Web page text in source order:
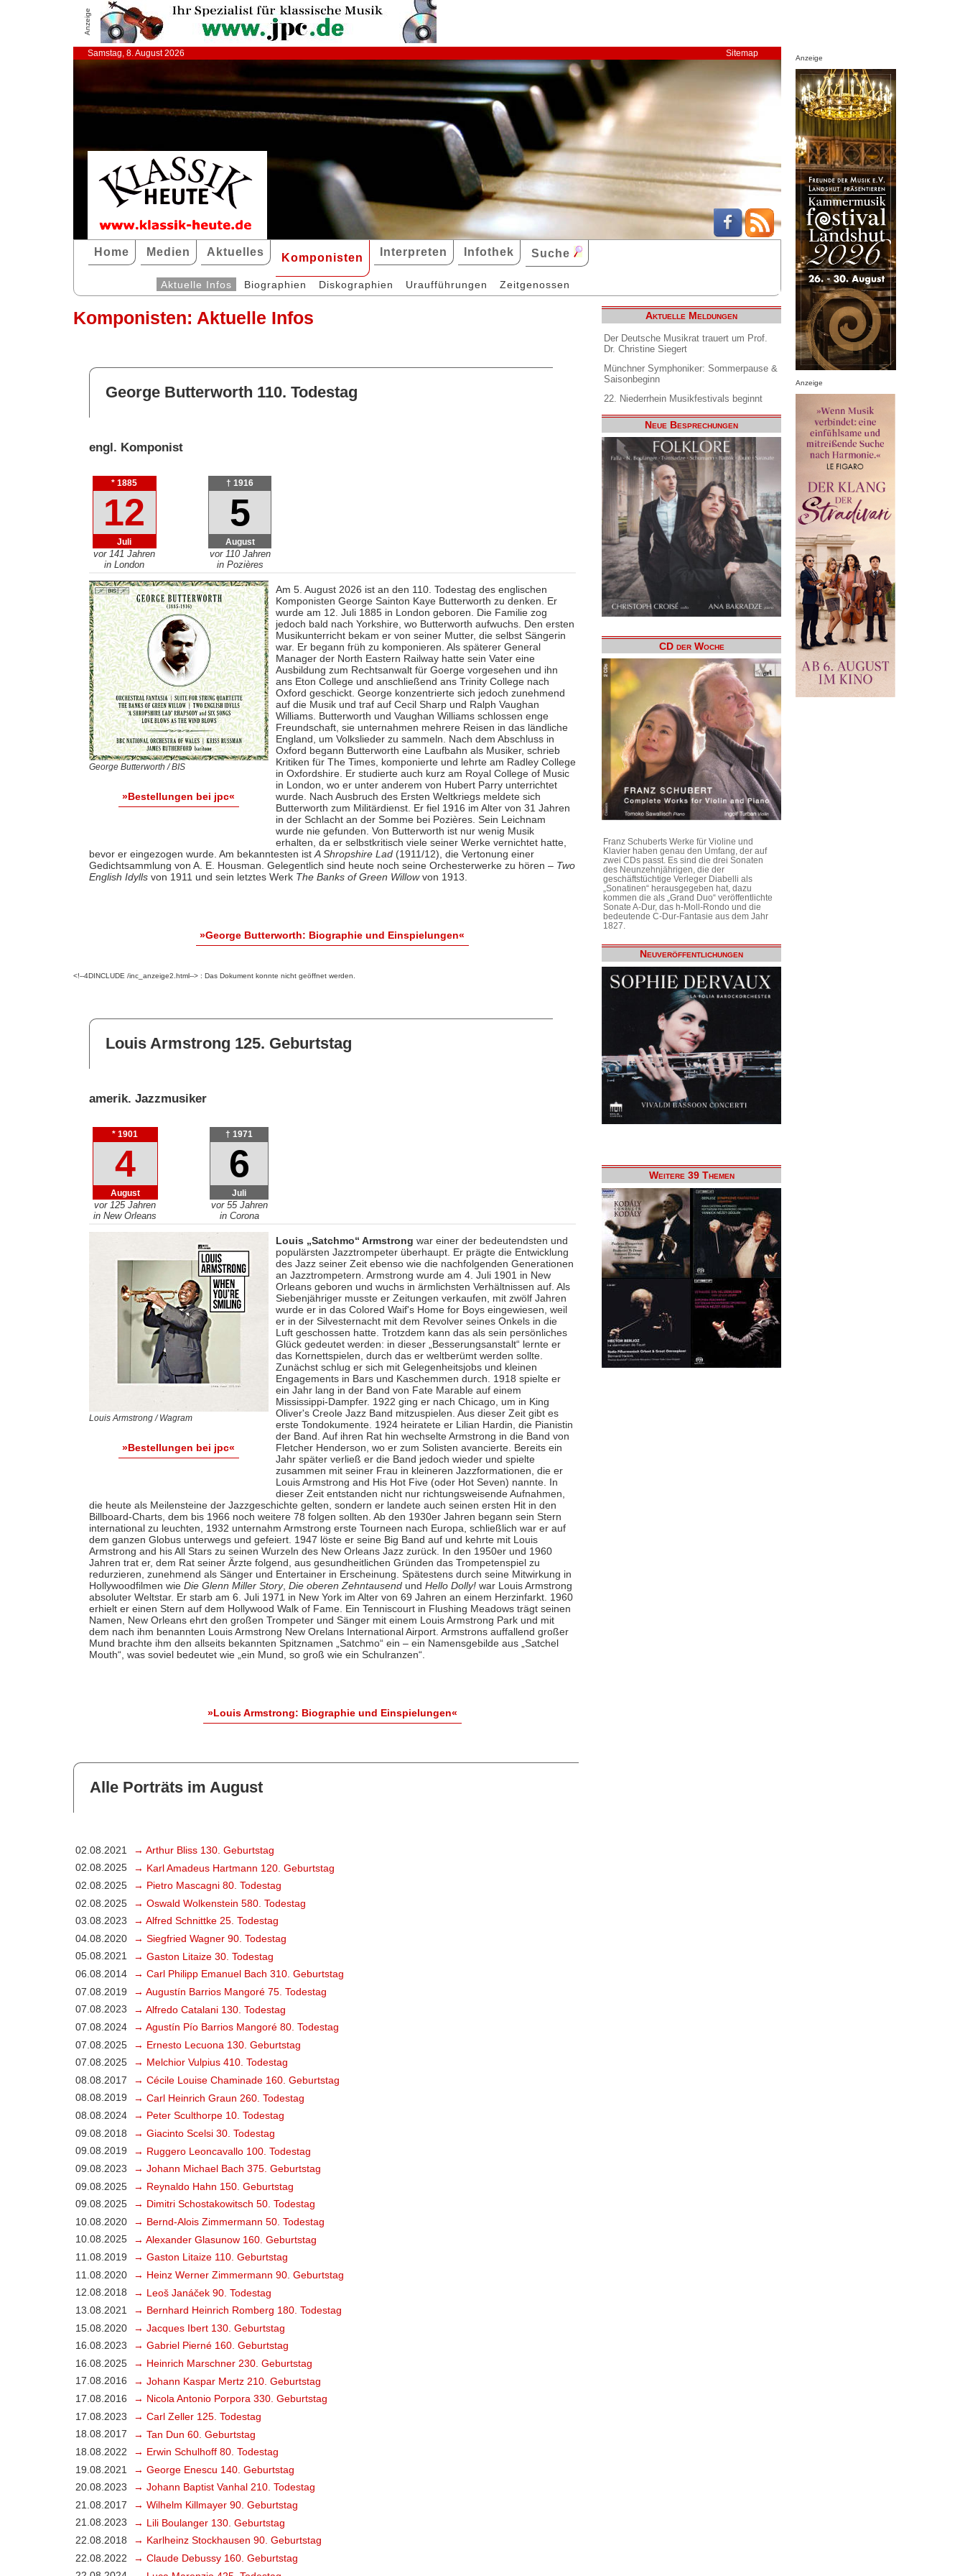
Anzeige
Samstag, 8. August 2026 Sitemap
Home Medien Aktuelles Komponisten Interpreten Infothek Suche
Aktuelle Infos Biographien Diskographien Uraufführungen Zeitgenossen
Komponisten: Aktuelle Infos
George Butterworth 110. Todestag
engl. Komponist
* 1885
12
Juli
vor 141 Jahren
in London
† 1916
5
August
vor 110 Jahren
in Pozières
George Butterworth / BIS
»Bestellungen bei jpc«
Am 5. August 2026 ist an den 110. Todestag des englischen
Komponisten George Sainton Kaye Butterworth zu denken. Er
wurde am 12. Juli 1885 in London geboren. Die Familie zog
jedoch bald nach Yorkshire, wo Butterworth aufwuchs. Den ersten
Musikunterricht bekam er von seiner Mutter, die selbst Sängerin
war. Er begann früh zu komponieren. Als späterer General
Manager der North Eastern Railway hatte sein Vater eine
Ausbildung zum Rechtsanwalt für Goerge vorgesehen und ihn
ans Eton College und anschließend ans Trinity College nach
Oxford geschickt. George konzentrierte sich jedoch zunehmend
auf die Musik und traf auf Cecil Sharp und Ralph Vaughan
Williams. Butterworth und Vaughan Williams schlossen enge
Freundschaft, sie unternahmen mehrere Reisen in das ländliche
England, um Volkslieder zu sammeln. Nach dem Abschluss in
Oxford begann Butterworth eine Laufbahn als Musiker, schrieb
Kritiken für The Times, komponierte und lehrte am Radley College
in Oxfordshire. Er studierte auch kurz am Royal College of Music
in London, wo er unter anderem von Hubert Parry unterrichtet
wurde. Nach Ausbruch des Ersten Weltkriegs meldete sich
Butterworth zum Militärdienst. Er fiel 1916 im Alter von 31 Jahren
in der Schlacht an der Somme bei Pozières. Sein Leichnam
wurde nie gefunden. Von Butterworth ist nur wenig Musik
erhalten, da er selbstkritisch viele seiner Werke vernichtet hatte,
bevor er eingezogen wurde. Am bekanntesten ist A Shropshire Lad(1911/12), die Vertonung einer
Gedichtsammlung von A. E. Housman. Gelegentlich sind heute noch seine Orchesterwerke zu hören – Two
English Idyllsvon 1911 und sein letztes Werk The Banks of Green Willowvon 1913.
»George Butterworth: Biographie und Einspielungen«
<!--4DINCLUDE /inc_anzeige2.html--> : Das Dokument konnte nicht geöffnet werden.
Louis Armstrong 125. Geburtstag
amerik. Jazzmusiker
* 1901
4
August
vor 125 Jahren
in New Orleans
† 1971
6
Juli
vor 55 Jahren
in Corona
Louis Armstrong / Wagram
»Bestellungen bei jpc«
Louis „Satchmo“ Armstrong war einer der bedeutendsten und
populärsten Jazztrompeter überhaupt. Er prägte die Entwicklung
des Jazz seiner Zeit ebenso wie die nachfolgenden Generationen
an Jazztrompetern. Armstrong wurde am 4. Juli 1901 in New
Orleans geboren und wuchs in ärmlichsten Verhältnissen auf. Als
Siebenjähriger musste er Zeitungen verkaufen, mit zwölf Jahren
wurde er in das Colored Waif's Home for Boys eingewiesen, weil
er in der Silvesternacht mit dem Revolver seines Onkels in die
Luft geschossen hatte. Trotzdem kann das als sein persönliches
Glück gedeutet werden: in dieser „Besserungsanstalt“ lernte er
das Kornettspielen, durch das er weltberümt werden sollte.
Zunächst schlug er sich mit Gelegenheitsjobs und kleinen
Engagements in Bars und Kaschemmen durch. 1918 spielte er
ein Jahr lang in der Band von Fate Marable auf einem
Mississippi-Dampfer. 1922 ging er nach Chicago, um in King
Oliver's Creole Jazz Band mitzuspielen. Aus dieser Zeit gibt es
erste Tondokumente. 1924 heiratete er Lilian Hardin, die Pianistin
der Band. Auf ihren Rat hin wechselte Armstrong in die Band von
Fletcher Henderson, wo er zum Solisten avancierte. Bereits ein
Jahr später verließ er die Band jedoch wieder und spielte
zusammen mit seiner Frau in kleineren Jazzformationen, die er
Louis Armstrong and His Hot Five (oder Hot Seven) nannte. In
dieser Zeit entstanden nicht nur richtungsweisende Aufnahmen,
die heute als Meilensteine der Jazzgeschichte gelten, sondern er landete auch seinen ersten Hit in den
Billboard-Charts, dem bis 1966 noch weitere 78 folgen sollten. Ab den 1930er Jahren begann sein Stern
international zu leuchten, 1932 unternahm Armstrong erste Tourneen nach Europa, schließlich war er auf
dem ganzen Globus unterwegs und gefeiert. 1947 löste er seine Big Band auf und kehrte mit Louis
Armstrong and his All Stars zu seinen Wurzeln des New Orleans Jazz zurück. In den 1950er und 1960
Jahren trat er, dem Rat seiner Ärzte folgend, aus gesundheitlichen Gründen das Trompetenspiel zu
redurzieren, zunehmend als Sänger und Entertainer in Erscheinung. Spätestens durch seine Mitwirkung in
Hollywoodfilmen wie Die Glenn Miller Story, Die oberen Zehntausendund Hello Dolly! war Louis Armstrong
absoluter Weltstar. Er starb am 6. Juli 1971 in New York im Alter von 69 Jahren an einem Herzinfarkt. 1960
erhielt er einen Stern auf dem Hollywood Walk of Fame. Ein Tenniscourt in Flushing Meadows trägt seinen
Namen, New Orleans ehrt den großen Trompeter und Sänger mit einem Louis Armstrong Park und mit
dem nach ihm benannten Louis Armstrong New Orelans International Airport. Armstrons auffallend großer
Mund brachte ihm den allseits bekannten Spitznamen „Satchmo“ ein – ein Namensgebilde aus „Satchel
Mouth“, was soviel bedeutet wie „ein Mund, so groß wie ein Schulranzen“.
»Louis Armstrong: Biographie und Einspielungen«
Alle Porträts im August
02.08.2021
→ Arthur Bliss 130. Geburtstag
02.08.2025
→ Karl Amadeus Hartmann 120. Geburtstag
02.08.2025
→ Pietro Mascagni 80. Todestag
02.08.2025
→ Oswald Wolkenstein 580. Todestag
03.08.2023
→ Alfred Schnittke 25. Todestag
04.08.2020
→ Siegfried Wagner 90. Todestag
05.08.2021
→ Gaston Litaize 30. Todestag
06.08.2014
→ Carl Philipp Emanuel Bach 310. Geburtstag
07.08.2019
→ Augustín Barrios Mangoré 75. Todestag
07.08.2023
→ Alfredo Catalani 130. Todestag
07.08.2024
→ Agustín Pío Barrios Mangoré 80. Todestag
07.08.2025
→ Ernesto Lecuona 130. Geburtstag
07.08.2025
→ Melchior Vulpius 410. Todestag
08.08.2017
→ Cécile Louise Chaminade 160. Geburtstag
08.08.2019
→ Carl Heinrich Graun 260. Todestag
08.08.2024
→ Peter Sculthorpe 10. Todestag
09.08.2018
→ Giacinto Scelsi 30. Todestag
09.08.2019
→ Ruggero Leoncavallo 100. Todestag
09.08.2023
→ Johann Michael Bach 375. Geburtstag
09.08.2025
→ Reynaldo Hahn 150. Geburtstag
09.08.2025
→ Dimitri Schostakowitsch 50. Todestag
10.08.2020
→ Bernd-Alois Zimmermann 50. Todestag
10.08.2025
→ Alexander Glasunow 160. Geburtstag
11.08.2019
→ Gaston Litaize 110. Geburtstag
11.08.2020
→ Heinz Werner Zimmermann 90. Geburtstag
12.08.2018
→ Leoš Janáček 90. Todestag
13.08.2021
→ Bernhard Heinrich Romberg 180. Todestag
15.08.2020
→ Jacques Ibert 130. Geburtstag
16.08.2023
→ Gabriel Pierné 160. Geburtstag
16.08.2025
→ Heinrich Marschner 230. Geburtstag
17.08.2016
→ Johann Kaspar Mertz 210. Geburtstag
17.08.2016
→ Nicola Antonio Porpora 330. Geburtstag
17.08.2023
→ Carl Zeller 125. Todestag
18.08.2017
→ Tan Dun 60. Geburtstag
18.08.2022
→ Erwin Schulhoff 80. Todestag
19.08.2021
→ George Enescu 140. Geburtstag
20.08.2023
→ Johann Baptist Vanhal 210. Todestag
21.08.2017
→ Wilhelm Killmayer 90. Geburtstag
21.08.2023
→ Lili Boulanger 130. Geburtstag
22.08.2018
→ Karlheinz Stockhausen 90. Geburtstag
22.08.2022
→ Claude Debussy 160. Geburtstag
Aktuelle Meldungen
Der Deutsche Musikrat trauert um Prof.
Dr. Christine Siegert
Münchner Symphoniker: Sommerpause &
Saisonbeginn
22. Niederrhein Musikfestivals beginnt
Neue Besprechungen
CD der Woche
Franz Schuberts Werke für Violine und
Klavier haben genau den Umfang, der auf
zwei CDs passt. Es sind die drei Sonaten
des Neunzehnjährigen, die der
geschäftstüchtige Verleger Diabelli als
„Sonatinen“ herausgegeben hat, dazu
kommen die als „Grand Duo“ veröffentlichte
Sonate A-Dur, das h-Moll-Rondo und die
bedeutende C-Dur-Fantasie aus dem Jahr
1827.
Neuveröffentlichungen
Weitere 39 Themen
Anzeige
Anzeige